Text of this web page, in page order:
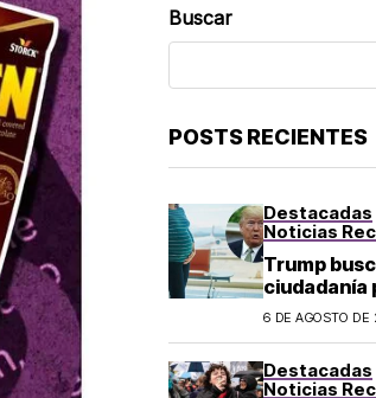
Buscar
POSTS RECIENTES
Destacadas
Noticias
Trump
ciudadanía
el «turismo
6 DE AGOSTO
Destacadas
Noticias